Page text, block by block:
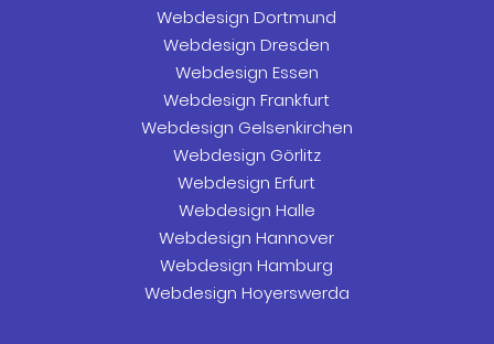
Webdesign Dortmund
Webdesign Dresden
Webdesign Essen
Webdesign Frankfurt
Webdesign Gelsenkirchen
Webdesign Görlitz
Webdesign Erfurt
Webdesign Halle
Webdesign Hannover
Webdesign Hamburg
Webdesign Hoyerswerda